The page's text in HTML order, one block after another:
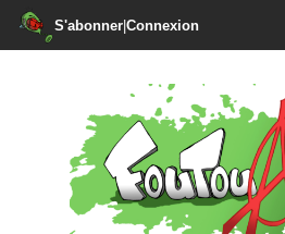
S'abonner|Connexion